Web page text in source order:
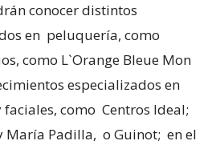
conocer distintos
en peluquería, como
como L`Orange Bleue Mon
especializados en
como Centros Ideal;
María Padilla, o Guinot; en el